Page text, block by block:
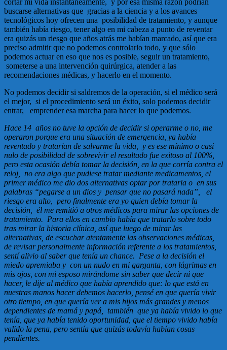
buscarse alternativas que gracias a la ciencia y a los avances
tecnológicos hoy ofrecen una posibilidad de tratamiento, y aunque
también había riesgo, tener algo en mi cabeza a punto de reventar
era quizás un riesgo que años atrás me habían marcado, así que era
preciso admitir que no podemos controlarlo todo, y que sólo
podemos actuar en eso que nos es posible, seguir un tratamiento,
someterse a una intervención quirúrgica, atender a las
recomendaciones médicas, y hacerlo en el momento.
No podemos decidir si saldremos de la operación, si el médico será
el mejor, si el procedimiento será un éxito, solo podemos decidir
entrar, emprender esa marcha para hacer lo que podemos.
Hace 14 años no tuve la opción de decidir si operarme o no, me
operaron porque era una situación de emergencia, ya había
reventado y tratarían de salvarme la vida, y es ese mínimo o casi
nulo de posibilidad de sobrevivir el resultado fue exitoso al 100%,
pero esta ocasión debía tomar la decisión, en la que corría contra el
reloj, no era algo que pudiese tratar mediante medicamentos, el
primer médico me dio dos alternativas optar por tratarla o en sus
palabras “pegarse a un dios y pensar que no pasará nada”, el
riesgo era alto, pero finalmente era yo quien debía tomar la
decisión, él me remitió a otros médicos para mirar las opciones de
tratamiento. Para ellos en cambio había que tratarlo sobre todo
tras mirar la historia clínica, así que luego de mirar las
alternativas, de escuchar atentamente las observaciones médicas,
de revisar personalmente información referente a los tratamientos,
sentí alivio al saber que tenía un chance. Pese a la decisión el
miedo apremiaba y con un nudo en mi garganta, con lágrimas en
mis ojos, con mi esposo mirándome sin saber que decir ni que
hacer, le dije al médico que había aprendido que: lo que está en
nuestras manos hacer debemos hacerlo, pensé en que quería vivir
otro tiempo, en que quería ver a mis hijos más grandes y menos
dependientes de mamá y papá, también que ya había vivido lo que
tenía, que ya había tenido oportunidad, que el tiempo vivido había
valido la pena, pero sentía que quizás todavía habían cosas
pendientes.